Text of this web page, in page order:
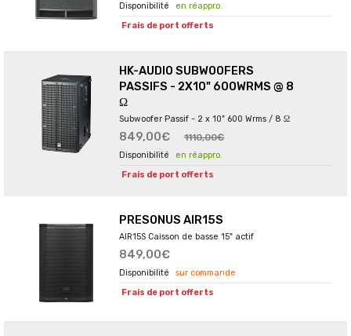
en réappro.
Frais de port offerts
HK-AUDIO SUBWOOFERS
PASSIFS - 2X10" 600WRMS @ 8
Ω
Subwoofer Passif - 2 x 10" 600 Wrms / 8 Ω
849,00€ 1110,00€
en réappro.
Frais de port offerts
PRESONUS AIR15S
AIR15S Caisson de basse 15" actif
849,00€
sur commande
Frais de port offerts